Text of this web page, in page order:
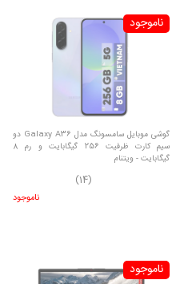
ناموجود
گوشی موبایل سامسونگ مدل Galaxy A36 دو
سیم کارت ظرفیت 256 گیگابایت و رم 8
گیگابایت - ویتنام
(14)
ناموجود
ناموجود